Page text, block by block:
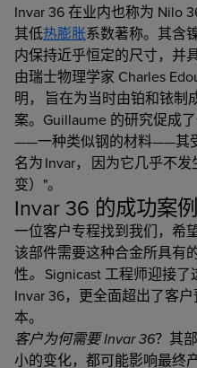
Invar 36 在业内也称为 Nilo
其低热膨胀系数著称。其含
内保持近乎恒定的尺寸，并
由瑞士物理学家 Charles
明， 旨在为当时由铂和铱制
案。Guillaume 的研究促成
——一种类似钢的材料——其
名为 Invar， 因为它几乎不
变）"。
Invar 36 的成功案例
一位客户专程找到我们，希
该部件需要这种合金所具有
性。 Signicast 工程师迎接
Invar 36，更全面超出了客
本。
客户为何需要 Invar 36？其
小的变化，都可能影响最